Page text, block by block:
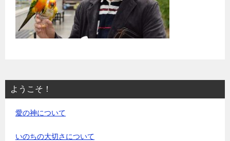
ようこそ！
愛の神について
いのちの大切さについて